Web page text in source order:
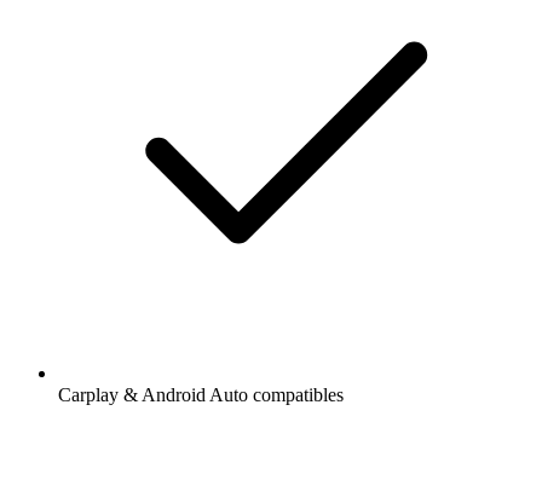
Carplay & Android Auto compatibles